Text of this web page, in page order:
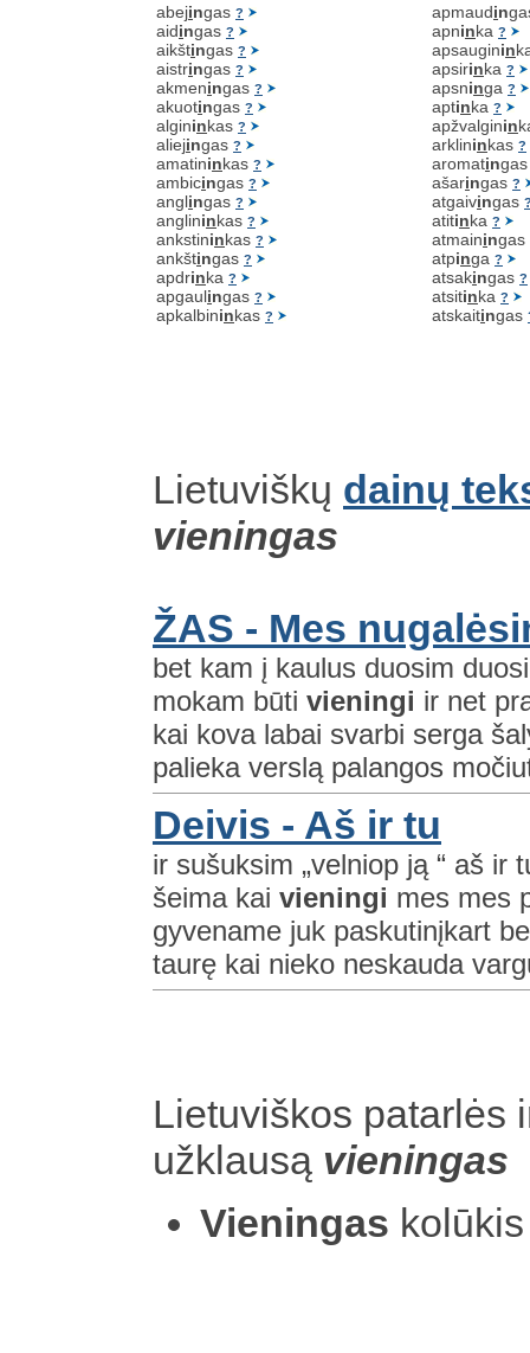
abejingas ?
aidingas ?
aikštingas ?
aistringas ?
akmeningas ?
akuotingas ?
algininkas ?
aliejingas ?
amatininkas ?
ambicingas ?
anglingas ?
anglininkas ?
ankstininkas ?
ankštingas ?
apdrinka ?
apgaulingas ?
apkalbininkas ?
apmaudin
apninka ?
apsauginin
apsirinka ?
apsninga ?
aptinka ?
apžvalginin
arklininkas ?
aromatin
ašaringas ?
atgaivingas
atitinka ?
atmainingas
atpinga ?
atsakingas ?
atsitinka ?
atskaitingas
Lietuviškų dainų
vieningas
ŽAS - Mes
bet kam į kaulus duosim
mokam būti vieningi ir net
kai kova labai svarbi serga
palieka verslą palangos
Deivis - Aš ir tu
ir sušuksim „velniop ją “ aš
šeima kai vieningi mes mes
gyvename juk paskutinįkart
taurę kai nieko neskauda
Lietuviškos patarlės
užklausą vieningas
Vieningas